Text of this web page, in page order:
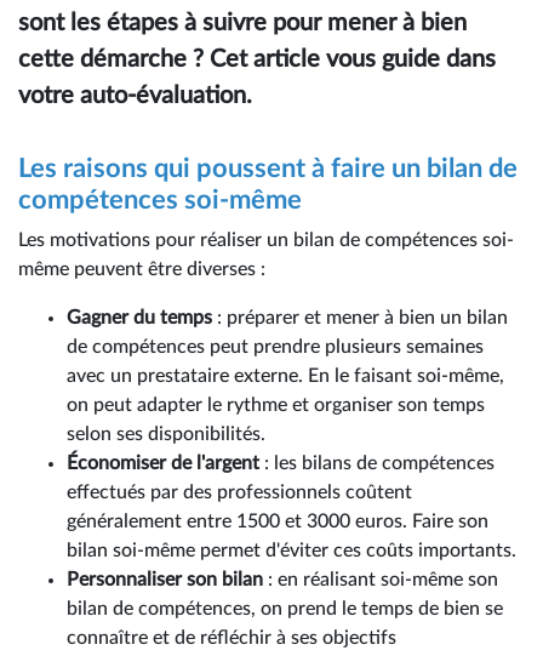
sont les étapes à suivre pour mener à bien
cette démarche ? Cet article vous guide dans
votre auto-évaluation.
Les raisons qui poussent à faire un bilan de
compétences soi-même
Les motivations pour réaliser un bilan de compétences soi-
même peuvent être diverses :
Gagner du temps : préparer et mener à bien un bilan
de compétences peut prendre plusieurs semaines
avec un prestataire externe. En le faisant soi-même,
on peut adapter le rythme et organiser son temps
selon ses disponibilités.
Économiser de l'argent: les bilans de compétences
effectués par des professionnels coûtent
généralement entre 1500 et 3000 euros. Faire son
bilan soi-même permet d'éviter ces coûts importants.
Personnaliser son bilan : en réalisant soi-même son
bilan de compétences, on prend le temps de bien se
connaître et de réfléchir à ses objectifs